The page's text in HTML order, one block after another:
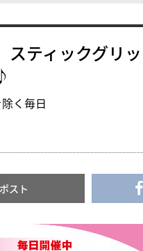
ティックグリ
く毎日
ポスト